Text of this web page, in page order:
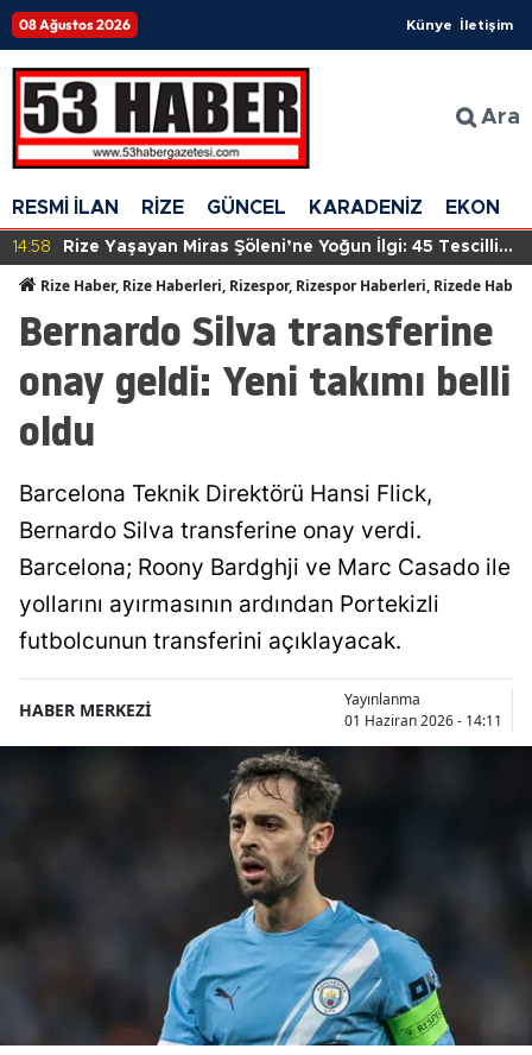
08 Ağustos 2026 Künye İletişim
Ara
RESMİ İLAN RİZE GÜNCEL KARADENİZ
14:58
Rize Yaşayan Miras Şöleni’ne Yoğun İlgi: 45 Tescilli
Rize Haber, Rize Haberleri, Rizespor, Rizespor Haberleri, Rizede
Bernardo Silva transferine
onay geldi: Yeni takımı belli
oldu
Barcelona Teknik Direktörü Hansi Flick,
Bernardo Silva transferine onay verdi.
Barcelona; Roony Bardghji ve Marc Casado ile
yollarını ayırmasının ardından Portekizli
futbolcunun transferini açıklayacak.
HABER MERKEZİ
Yayınlanma
01 Haziran 2026 - 14:11